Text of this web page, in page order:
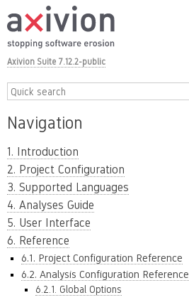
Axivion Suite 7.12.2-public
Navigation
1. Introduction
2. Project Configuration
3. Supported Languages
4. Analyses Guide
5. User Interface
6. Reference
6.1. Project Configuration Reference
6.2. Analysis Configuration Reference
6.2.1. Global Options